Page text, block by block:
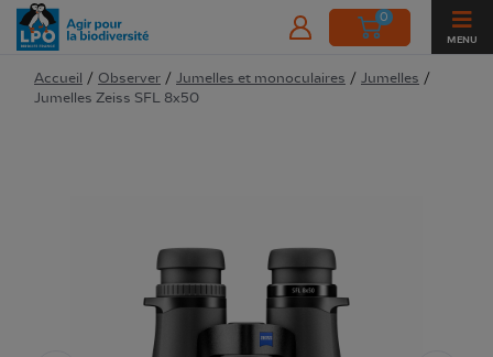
0
MENU
Accueil / Observer / Jumelles et monoculaires / Jumelles /
Jumelles Zeiss SFL 8x50